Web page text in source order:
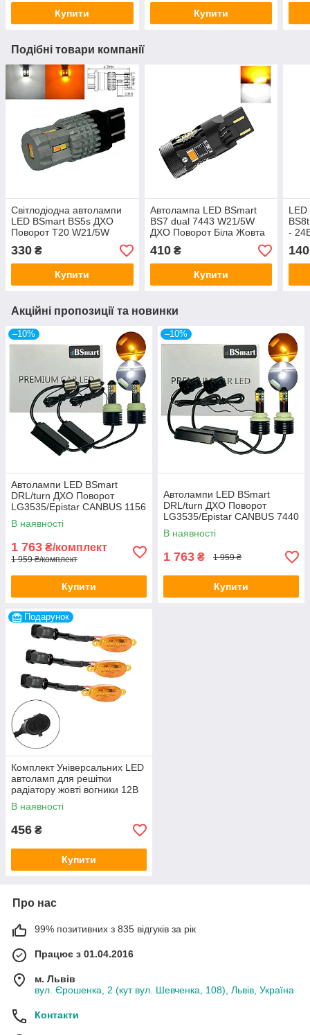
Купити Купити
Подібні товари компанії
Світлодіодна автолампи
LED BSmart BS5s ДХО
Поворот T20 W21/5W
Білий/Жовтий
330 ₴
Купити
Автолампа LED BSmart
BS7 dual 7443 W21/5W
ДХО Поворот Біла Жовта
410₴
Купити
-
140
Акційні пропозиції та новинки
–10%
Автолампи LED BSmart
DRL/turn ДХО Поворот
LG3535/Epistar CANBUS 1156
PY21W BAU15S
В наявності
1 763 ₴/комплект
1 959 ₴/комплект
Купити
–10%
Автолампи LED BSmart
DRL/turn ДХО Поворот
LG3535/Epistar CANBUS 7440
WY21W
В наявності
1 763 ₴ 1 959 ₴
Купити
Подарунок
Комплект Універсальних LED
автоламп для решітки
радіатору жовті вогники 12В
ДХО 3 штуки (100250)
В наявності
456 ₴
Купити
Про нас
99% позитивних з 835 відгуків за рік
Працює з 01.04.2016
м. Львів
вул. Єрошенка, 2 (кут вул. Шевченка, 108), Львів, Україна
Контакти